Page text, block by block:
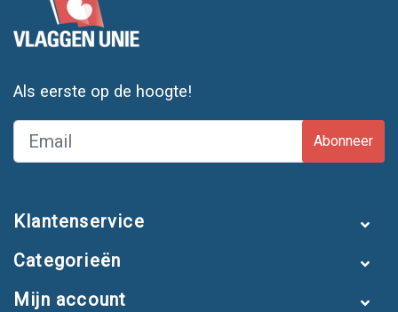
Als eerste op de hoogte!
Abonneer
Klantenservice
Categorieën
Mijn account